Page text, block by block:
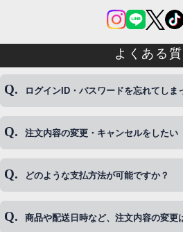
よくある質
ログインID・パスワードを忘れてしま
◆下記ページより、ログインIDの変更が
注文内容の変更・キャンセルをしたい
◆即日発送を行なっている関係上、午
※発送後、発送準備が完了しお手続き
どのような支払方法が可能ですか？
◆代金引換・クレジットカード・携帯
商品や配送日時など、注文内容の変更